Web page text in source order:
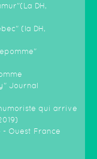
DH,
(la DH,
Journal
qui arrive
Ouest France